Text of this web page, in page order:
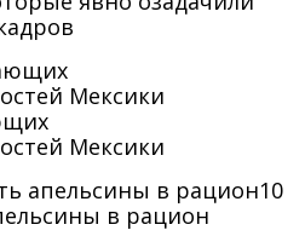
Мексики
10
в рацион